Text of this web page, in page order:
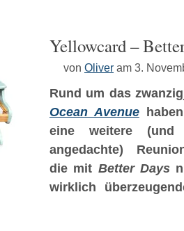
Yellowcard –
von Oliver am 3.
Rund um das
Ocean Avenue
eine weitere (und
angedachte)
die mit Better Days
wirklich